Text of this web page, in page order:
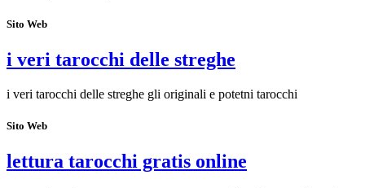
Sito Web
i veri tarocchi delle streghe
i veri tarocchi delle streghe gli originali e potetni tarocchi
Sito Web
lettura tarocchi gratis online